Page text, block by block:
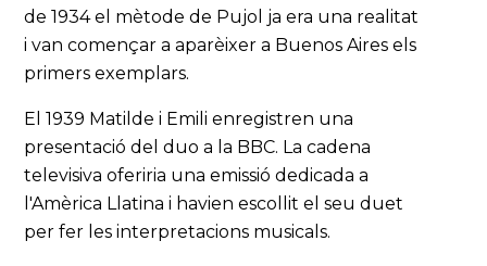
de 1934 el mètode de Pujol ja era una realitat
i van començar a aparèixer a Buenos Aires els
primers exemplars.
El 1939 Matilde i Emili enregistren una
presentació del duo a la BBC. La cadena
televisiva oferiria una emissió dedicada a
l'Amèrica Llatina i havien escollit el seu duet
per fer les interpretacions musicals.